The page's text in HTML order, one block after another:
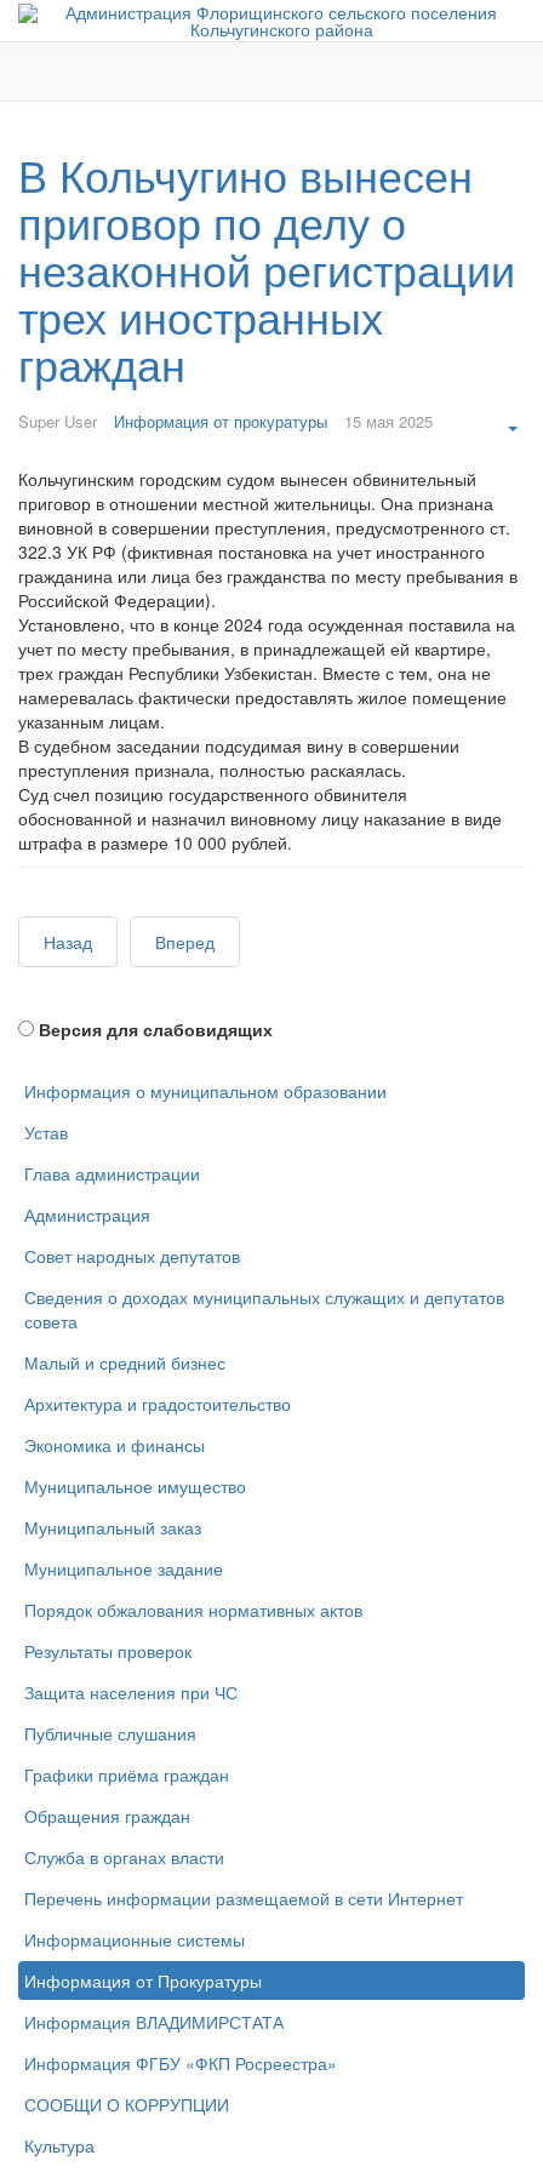
В Кольчугино вынесен
приговор по делу о
незаконной регистрации
трех иностранных
граждан
Super User Информация от прокуратуры 15 мая 2025
Кольчугинским городским судом вынесен обвинительный
приговор в отношении местной жительницы. Она признана
виновной в совершении преступления, предусмотренного ст.
322.3 УК РФ (фиктивная постановка на учет иностранного
гражданина или лица без гражданства по месту пребывания в
Российской Федерации).
Установлено, что в конце 2024 года осужденная поставила на
учет по месту пребывания, в принадлежащей ей квартире,
трех граждан Республики Узбекистан. Вместе с тем, она не
намеревалась фактически предоставлять жилое помещение
указанным лицам.
В судебном заседании подсудимая вину в совершении
преступления признала, полностью раскаялась.
Суд счел позицию государственного обвинителя
обоснованной и назначил виновному лицу наказание в виде
штрафа в размере 10 000 рублей.
Назад Вперед
Версия для слабовидящих
Информация о муниципальном образовании
Устав
Глава администрации
Администрация
Совет народных депутатов
Сведения о доходах муниципальных служащих и депутатов
совета
Малый и средний бизнес
Архитектура и градостоительство
Экономика и финансы
Муниципальное имущество
Муниципальный заказ
Муниципальное задание
Порядок обжалования нормативных актов
Результаты проверок
Защита населения при ЧС
Публичные слушания
Графики приёма граждан
Обращения граждан
Служба в органах власти
Перечень информации размещаемой в сети Интернет
Информационные системы
Информация от Прокуратуры
Информация ВЛАДИМИРСТАТА
Информация ФГБУ «ФКП Росреестра»
СООБЩИ О КОРРУПЦИИ
Культура